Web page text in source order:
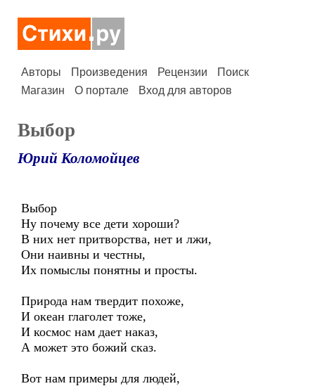
Авторы Произведения Рецензии
Поиск
Магазин
О портале Вход для авторов
Выбор
Юрий Коломойцев
Выбор
Ну почему все дети хороши?
В них нет притворства, нет и лжи,
Они наивны и честны,
Их помыслы понятны и просты.
Природа нам твердит похоже,
И океан глаголет тоже,
И космос нам дает наказ,
А может это божий сказ.
Вот нам примеры для людей,